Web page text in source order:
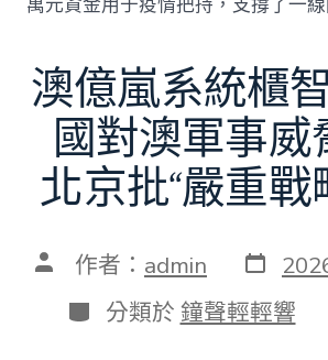
澳億嵐系統櫃
國對澳軍事威
北京批“嚴重戰
文 作者： admin 發
表
日
期
分
類
分類於 鐘聲輕輕響